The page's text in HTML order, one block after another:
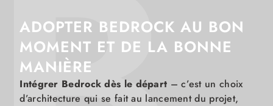
ADOPTER BEDROCK AU BON
MOMENT ET DE LA BONNE
MANIÈRE
Intégrer Bedrock dès le départ – c’est un choix
d’architecture qui se fait au lancement du projet,